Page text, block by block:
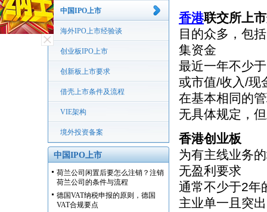
中国IPO上市
海外IPO上市经验谈
创业板IPO上市
创新板上市要求
借壳上市条件及流程
VIE架构
境外投资备案
中国IPO上市
荷兰公司闲置后要怎么注销？注销
荷兰公司的条件与流程
德国VAT纳税申报的原则，德国
VAT合规要点
香港联交所上
目的众多，包
集资金
最近一年不少
或市值/收入/现
在基本相同的
无具体规定，
香港创业板
为有主线业务
无盈利要求
通常不少于2年
主业单一且突出